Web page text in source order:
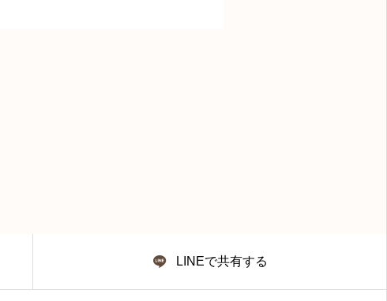
LINEで共有する